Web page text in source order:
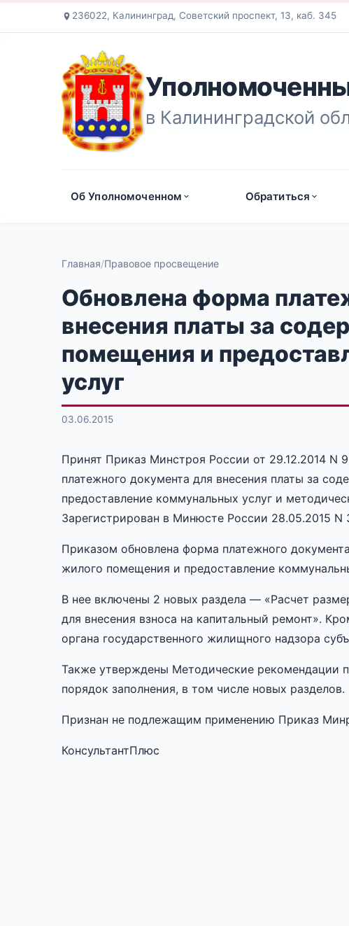
236022, Калининград, Советский проспект, 13, каб. 345
в Калининградской
Об Уполномоченном Обратиться
Главная Правовое просвещение
Обновлена форма
внесения платы за
помещения и
услуг
03.06.2015
Принят Приказ Минстроя России от 29.12.2014
платежного документа для внесения платы за
предоставление коммунальных услуг и
Зарегистрирован в Минюсте России 28.05.2015 N
Приказом обновлена форма платежного
жилого помещения и предоставление
В нее включены 2 новых раздела — «Расчет
для внесения взноса на капитальный ремонт».
органа государственного жилищного надзора
Также утверждены Методические рекомендации
порядок заполнения, в том числе новых разделов.
Признан не подлежащим применению Приказ
КонсультантПлюс